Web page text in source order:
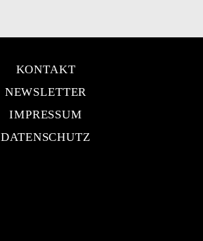
KONTAKT
NEWSLETTER
IMPRESSUM
DATENSCHUTZ